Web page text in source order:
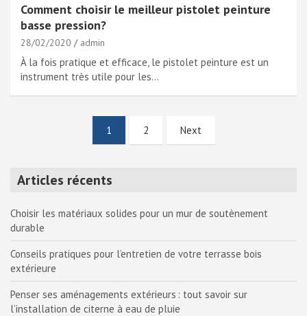
Comment choisir le meilleur pistolet peinture
basse pression?
28/02/2020 admin
À la fois pratique et efficace, le pistolet peinture est un
instrument très utile pour les…
publications
1 2 Next
Articles récents
Choisir les matériaux solides pour un mur de soutènement
durable
Conseils pratiques pour l’entretien de votre terrasse bois
extérieure
Penser ses aménagements extérieurs : tout savoir sur
l’installation de citerne à eau de pluie